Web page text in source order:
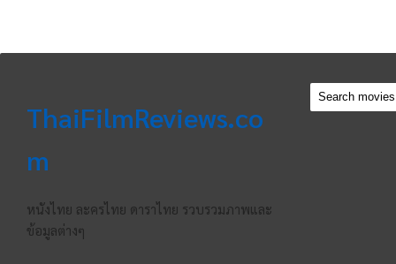
ThaiFilmReviews.co
m
หนังไทย ละครไทย ดาราไทย รวบรวมภาพและ
ข้อมูลต่างๆ